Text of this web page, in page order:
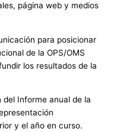
página web y medios
para posicionar
de la OPS/OMS
los resultados de la
del Informe anual de la
y el año en curso.